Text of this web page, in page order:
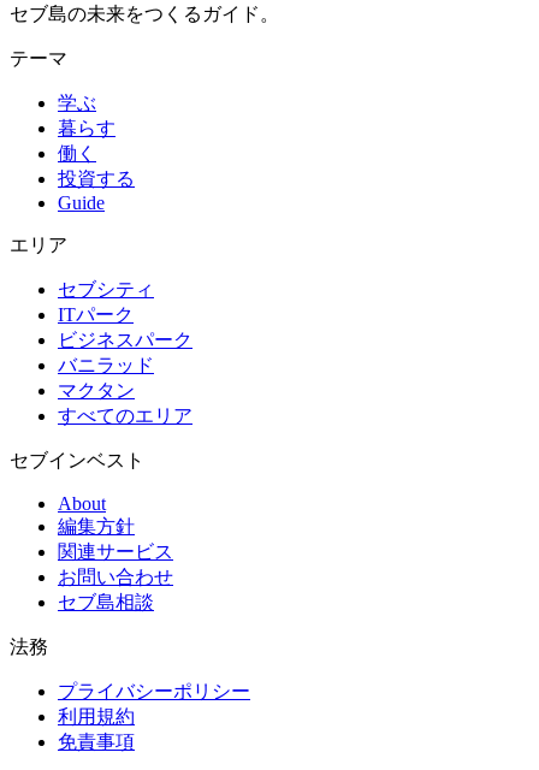
セブ島の未来をつくるガイド。
テーマ
学ぶ
暮らす
働く
投資する
Guide
エリア
セブシティ
ITパーク
ビジネスパーク
バニラッド
マクタン
すべてのエリア
セブインベスト
About
編集方針
関連サービス
お問い合わせ
セブ島相談
法務
プライバシーポリシー
利用規約
免責事項